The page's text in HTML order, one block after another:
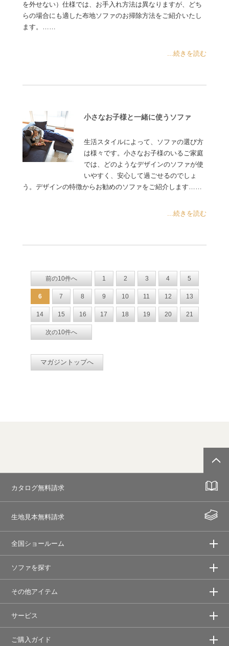
を外せない）仕様では、お手入れ方法は異なりますが、どち
らの場合にも適した布地ソファのお掃除方法をご紹介いたし
ます。……
...続きを読む
小さなお子様と一緒に使うソファ
生活スタイルによって、ソファの選び方
は様々です。小さなお子様のいるご家庭
では、どのようなデザインのソファが使
いやすく、安心して過ごせるのでしょ
う。デザインの特徴からお勧めのソファをご紹介します……
...続きを読む
前の10件へ 1 2 3 4 5
6 7 8 9 10 11 12 13
14 15 16 17 18 19 20 21
次の10件へ
マガジントップへ
カタログ無料請求
生地見本無料請求
全国ショールーム
ソファを探す
その他アイテム
サービス
ご購入ガイド